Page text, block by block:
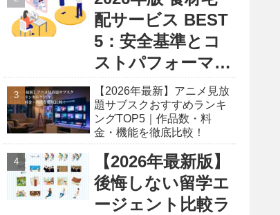
配サービス BEST
5：安全基準とコ
ストパフォーマン
ス徹底比較レポー
ト
【2026年最新】アニメ見放
題サブスクおすすめランキ
ングTOP5｜作品数・料
金・機能を徹底比較！
【2026年最新版】
後悔しない留学エ
ージェント比較ラ